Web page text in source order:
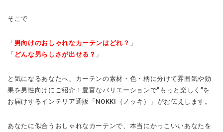
そこで
「 男向けのおしゃれなカーテンはどれ？ 」
「 どんな男らしさが出せる？ 」
と気になるあなたへ、カーテンの素材・色・柄に分けて雰囲気や効
果を男性向けにご紹介！豊富なバリエーションで”もっと楽しく”を
お届けするインテリア通販「NOKKI（ノッキ）」がお伝えします。
あなたに似合うおしゃれなカーテンで、本当にかっこいいあなたを